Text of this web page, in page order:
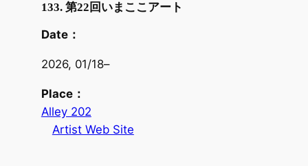
133. 第22回いまここアート
Date：
2026, 01/18–
Place：
Alley 202
Artist Web Site